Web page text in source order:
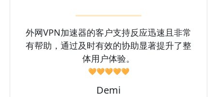
外网VPN加速器的客户支持反应迅速且非常
有帮助，通过及时有效的协助显著提升了整
体用户体验。
🧡🧡🧡🧡🧡
Demi